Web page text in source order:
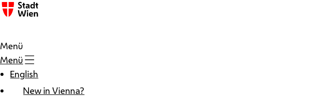
Zum Inhalt
Menü
Menü
English
New in Vienna?